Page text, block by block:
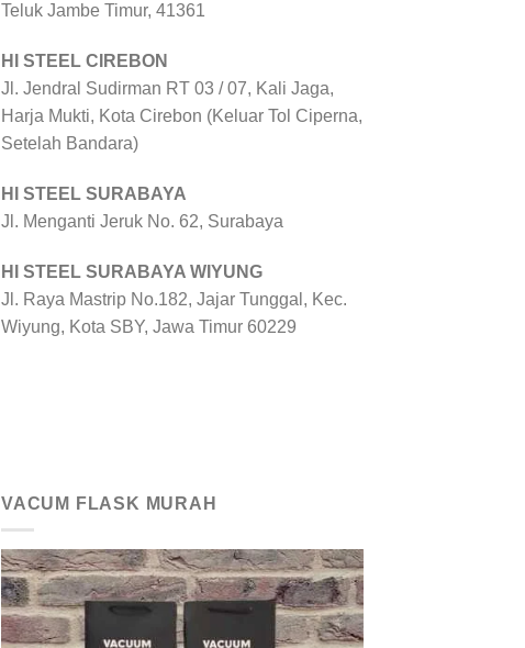
Teluk Jambe Timur, 41361
HI STEEL CIREBON
Jl. Jendral Sudirman RT 03 / 07, Kali Jaga,
Harja Mukti, Kota Cirebon (Keluar Tol Ciperna,
Setelah Bandara)
HI STEEL SURABAYA
Jl. Menganti Jeruk No. 62, Surabaya
HI STEEL SURABAYA WIYUNG
Jl. Raya Mastrip No.182, Jajar Tunggal, Kec.
Wiyung, Kota SBY, Jawa Timur 60229
VACUM FLASK MURAH